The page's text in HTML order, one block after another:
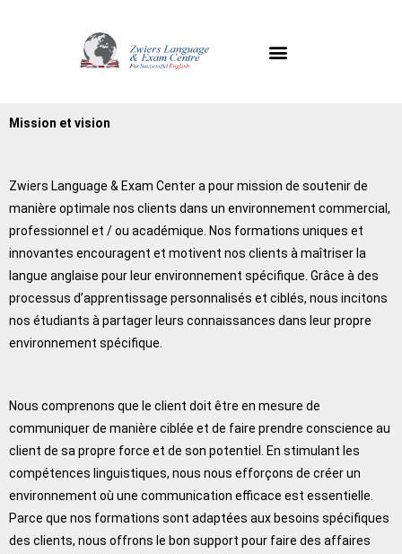
Mission et vision
Zwiers Language & Exam Center a pour mission de soutenir de
manière optimale nos clients dans un environnement commercial,
professionnel et / ou académique. Nos formations uniques et
innovantes encouragent et motivent nos clients à maîtriser la
langue anglaise pour leur environnement spécifique. Grâce à des
processus d’apprentissage personnalisés et ciblés, nous incitons
nos étudiants à partager leurs connaissances dans leur propre
environnement spécifique.
Nous comprenons que le client doit être en mesure de
communiquer de manière ciblée et de faire prendre conscience au
client de sa propre force et de son potentiel. En stimulant les
compétences linguistiques, nous nous efforçons de créer un
environnement où une communication efficace est essentielle.
Parce que nos formations sont adaptées aux besoins spécifiques
des clients, nous offrons le bon support pour faire des affaires